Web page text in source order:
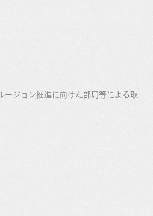
ージョン推進に向けた部局等による取